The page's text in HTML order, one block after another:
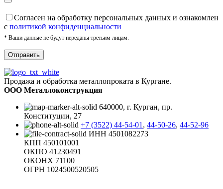
Cогласен на обработку персональных данных и ознакомлен
с политикой конфиденциальности
* Ваши данные не будут переданы третьим лицам.
Продажа и обработка металлопроката в Кургане.
ООО Металлоконструкция
640000, г. Курган, пр.
Конституции, 27
+7 (3522) 44-54-01 , 44-50-26, 44-52-96
ИНН 4501082273
КПП 450101001
ОКПО 41230491
ОКОНХ 71100
ОГРН 1024500520505